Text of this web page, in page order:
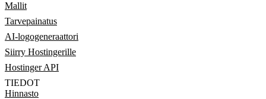
Mallit
Tarvepainatus
AI-logogeneraattori
Siirry Hostingerille
Hostinger API
TIEDOT
Hinnasto